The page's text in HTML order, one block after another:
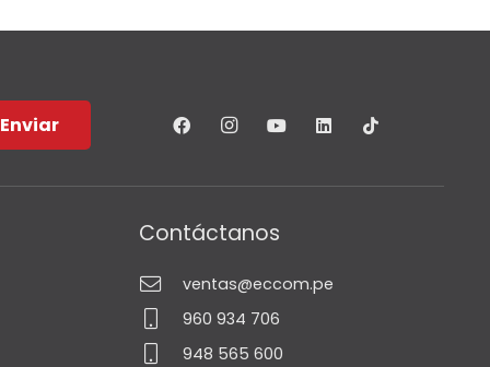
Enviar
Contáctanos
ventas@eccom.pe
960 934 706
948 565 600